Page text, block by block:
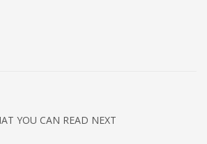
YOU CAN READ NEXT